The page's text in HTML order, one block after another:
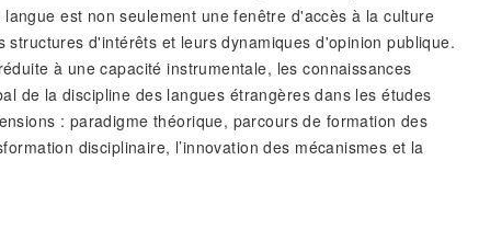
est non seulement une fenêtre d'accès à la culture
d'intérêts et leurs dynamiques d'opinion publique.
à une capacité instrumentale, les connaissances
de la discipline des langues étrangères dans les études
: paradigme théorique, parcours de formation des
disciplinaire, l’innovation des mécanismes et la